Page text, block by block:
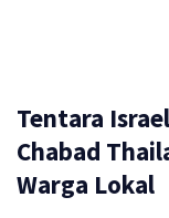
Tentara
Chabad
Warga Lokal